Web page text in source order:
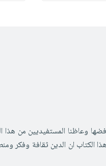
وعاظنا المستفيديين من
الكتاب ان الدين ثقافة